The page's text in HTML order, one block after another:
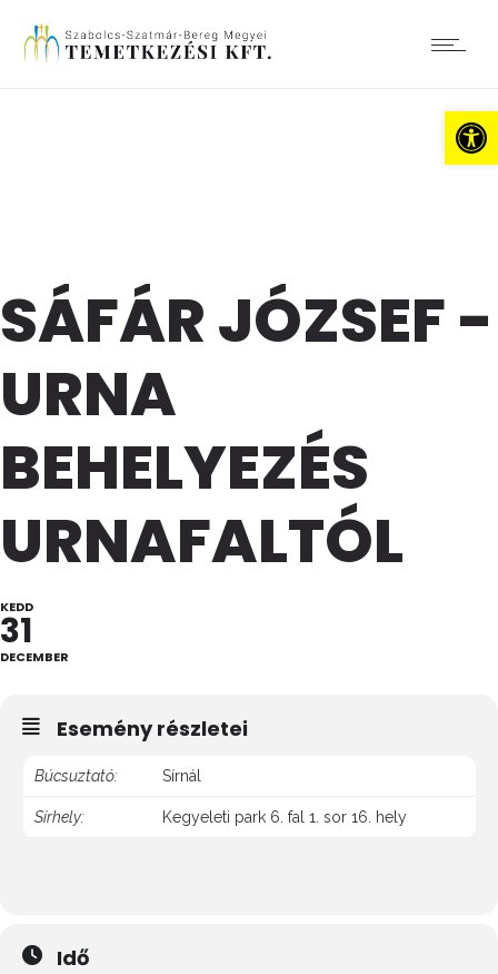
SÁFÁR JÓZSEF -
URNA
BEHELYEZÉS
URNAFALTÓL
KEDD
31
DECEMBER
Esemény részletei
Búcsuztató: Sírnál
Sírhely: Kegyeleti park 6. fal 1. sor 16. hely
Idő